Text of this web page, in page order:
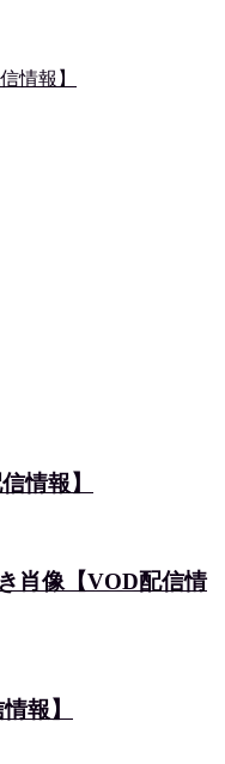
情報】
情報】
肖像【VOD配信情
報】